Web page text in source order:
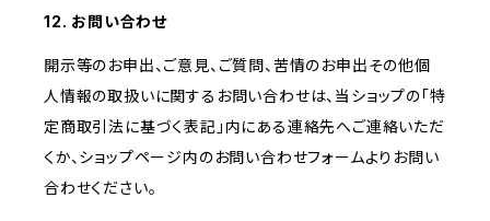
12. お問い合わせ
開示等のお申出、ご意見、ご質問、苦情のお申出その他個
人情報の取扱いに関するお問い合わせは、当ショップの「特
定商取引法に基づく表記」内にある連絡先へご連絡いただ
くか、ショップページ内のお問い合わせフォームよりお問い
合わせください。